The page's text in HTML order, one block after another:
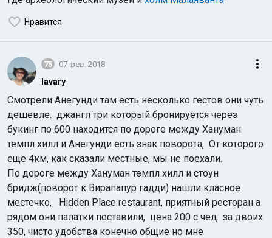
Нравится
75 07 фев. 2018
lavary
Смотрели Анегунди там есть несколько гестов они чуть
дешевле. джангл три который бронируется через
букинг по 600 находится по дороге между Хануман
темпл хилл и Анегунди есть знак поворота, От которого
еще 4км, как сказали местные, мы не поехали.
По дороге между Хануман темпл хилл и стоун
бридж(поворот к Вирапапур гадди) нашли класное
местечко, Hidden Place restaurant, приятный ресторан а
рядом они палатки поставили, цена 200 с чел, за двоих
350, чисто удобства конечно общие но мне